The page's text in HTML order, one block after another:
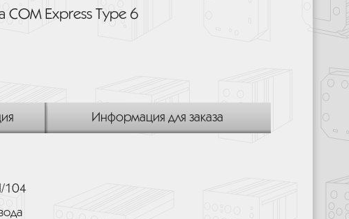
COM Express Type 6
Информация для заказа
104